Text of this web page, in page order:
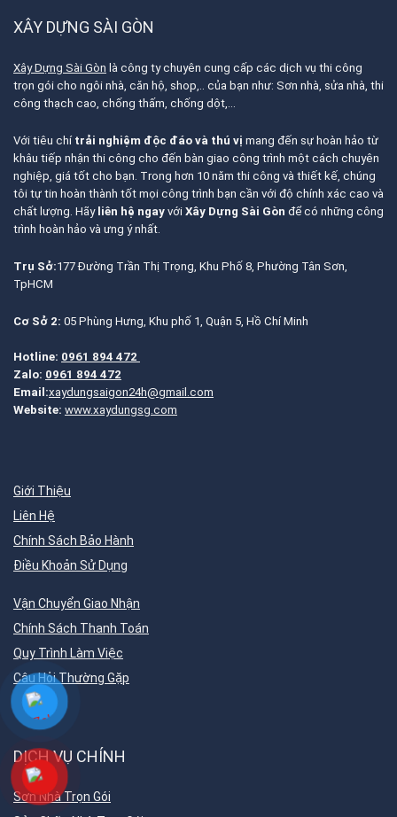
XÂY DỰNG SÀI GÒN
Xây Dựng Sài Gòn là công ty chuyên cung cấp các dịch vụ thi công
trọn gói cho ngôi nhà, căn hộ, shop,.. của bạn như: Sơn nhà, sửa nhà, thi
công thạch cao, chống thấm, chống dột,…
Với tiêu chí trải nghiệm độc đáo và thú vị mang đến sự hoàn hảo từ
khâu tiếp nhận thi công cho đến bàn giao công trình một cách chuyên
nghiệp, giá tốt cho bạn. Trong hơn 10 năm thi công và thiết kế, chúng
tôi tự tin hoàn thành tốt mọi công trình bạn cần với độ chính xác cao và
chất lượng. Hãy liên hệ ngay với Xây Dựng Sài Gòn để có những công
trình hoàn hảo và ưng ý nhất.
Trụ Sở:177 Đường Trần Thị Trọng, Khu Phố 8, Phường Tân Sơn,
TpHCM
Cơ Sở 2: 05 Phùng Hưng, Khu phố 1, Quận 5, Hồ Chí Minh
Hotline: 0961 894 472
Zalo: 0961 894 472
Email:xaydungsaigon24h@gmail.com
Website: www.xaydungsg.com
Giới Thiệu
Liên Hệ
Chính Sách Bảo Hành
Điều Khoản Sử Dụng
Vận Chuyển Giao Nhận
Chính Sách Thanh Toán
Quy Trình Làm Việc
Câu Hỏi Thường Gặp
DỊCH VỤ CHÍNH
Sơn Nhà Trọn Gói